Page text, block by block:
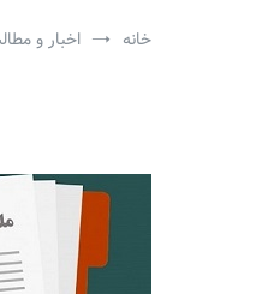
خانه اخبار و